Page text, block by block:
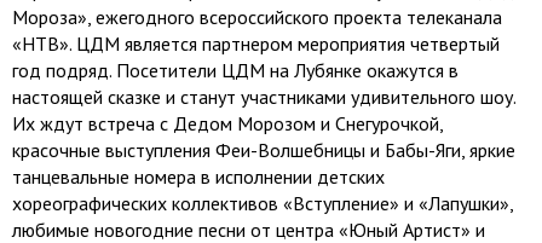
Мороза», ежегодного всероссийского проекта телеканала
«НТВ». ЦДМ является партнером мероприятия четвертый
год подряд. Посетители ЦДМ на Лубянке окажутся в
настоящей сказке и станут участниками удивительного шоу.
Их ждут встреча с Дедом Морозом и Снегурочкой,
красочные выступления Феи-Волшебницы и Бабы-Яги, яркие
танцевальные номера в исполнении детских
хореографических коллективов «Вступление» и «Лапушки»,
любимые новогодние песни от центра «Юный Артист» и